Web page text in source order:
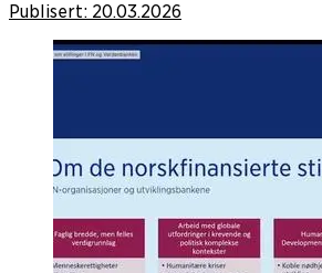
Publisert: 20.03.2026